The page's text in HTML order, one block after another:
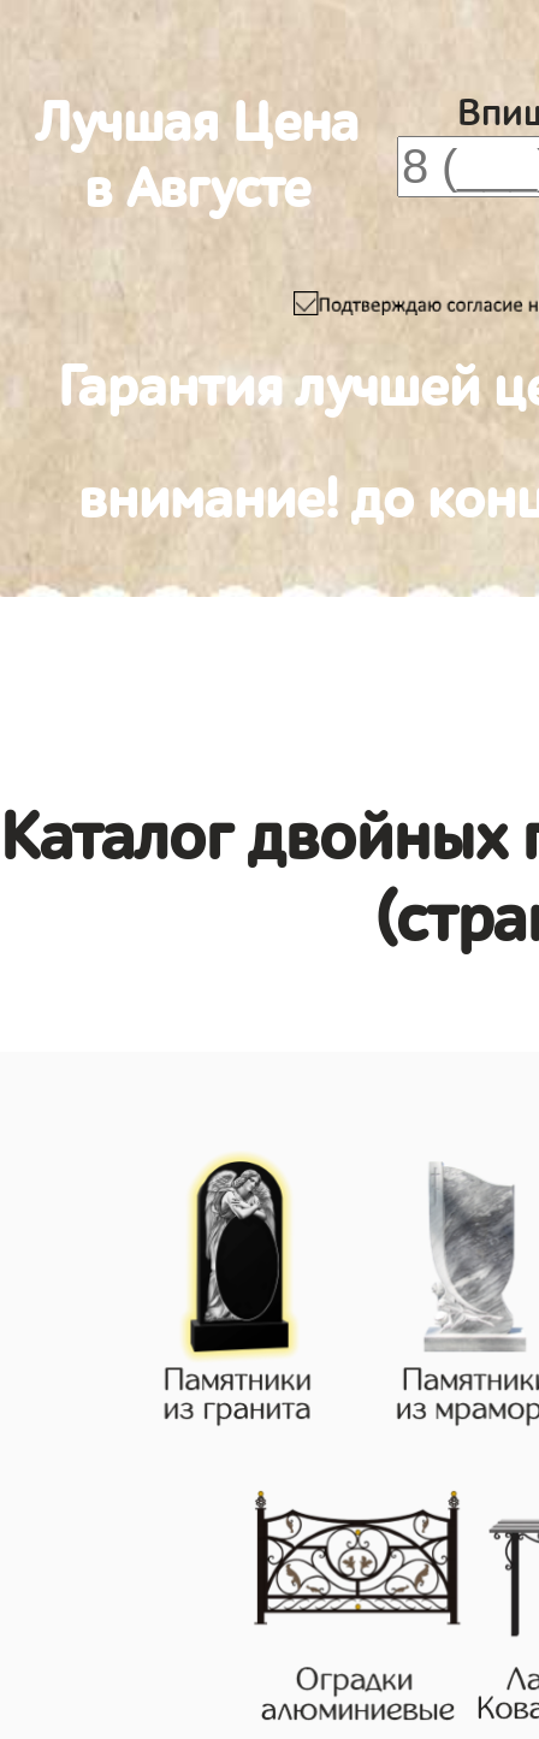
Лучшая Цена
в Августе
Гарантия лучшей
внимание! до
Каталог двойных